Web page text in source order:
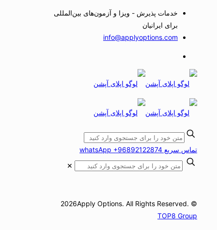
خدمات پذیرش - ویزا و آزمون‌های بین‌المللی
برای ایرانیان
info@applyoptions.com
تماس سریع whatsApp +96892122874
✕
© 2026Apply Options. All Rights Reserved.
TOP8 Group